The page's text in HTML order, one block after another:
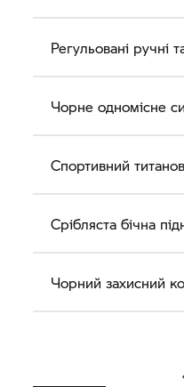
Регульовані ручні
Чорне одномісне
Спортивний
Срібляста бічна
Чорний захисний